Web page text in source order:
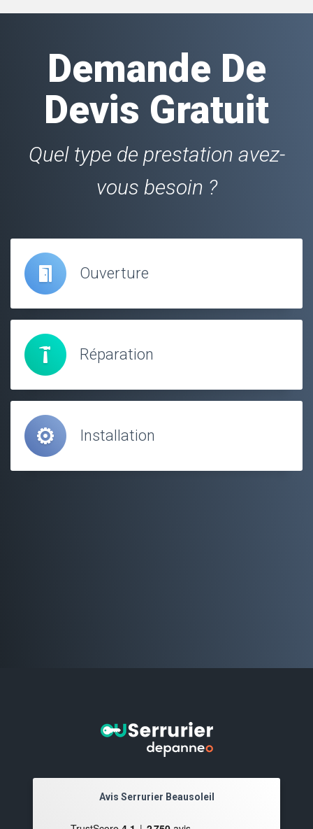
Demande De
Devis Gratuit
Quel type de prestation avez-
vous besoin ?
Ouverture
Réparation
Installation
Avis Serrurier Beausoleil